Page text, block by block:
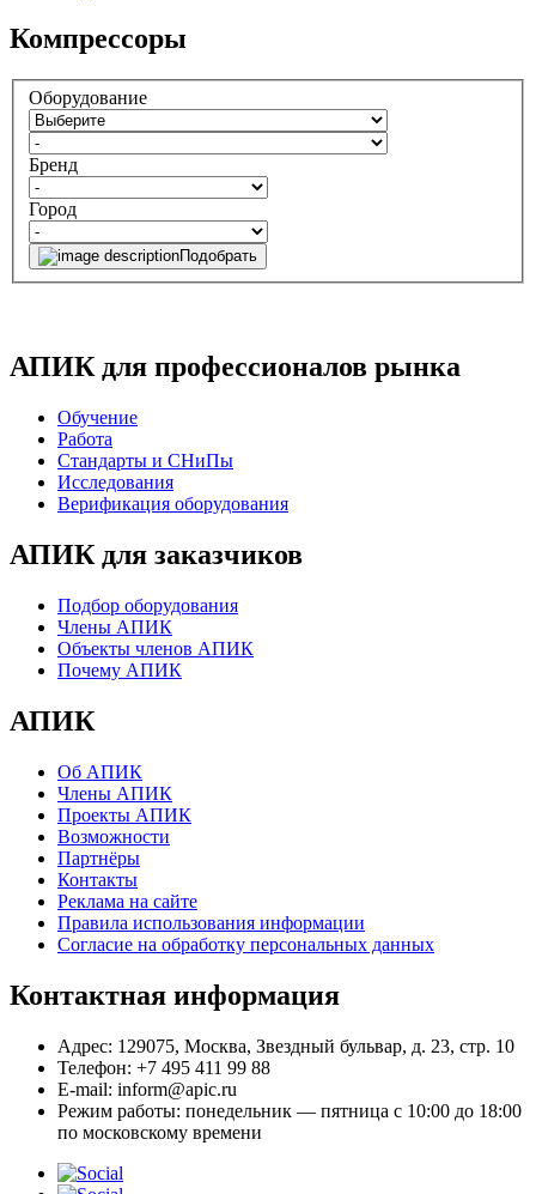
Компрессоры
Оборудование
Бренд
Город
Подобрать
АПИК для профессионалов рынка
Обучение
Работа
Стандарты и СНиПы
Исследования
Верификация оборудования
АПИК для заказчиков
Подбор оборудования
Члены АПИК
Объекты членов АПИК
Почему АПИК
АПИК
Об АПИК
Члены АПИК
Проекты АПИК
Возможности
Партнёры
Контакты
Реклама на сайте
Правила использования информации
Согласие на обработку персональных данных
Контактная информация
Адрес: 129075, Москва, Звездный бульвар, д. 23, стр. 10
Телефон: +7 495 411 99 88
E-mail: inform@apic.ru
Режим работы: понедельник — пятница с 10:00 до 18:00
по московскому времени